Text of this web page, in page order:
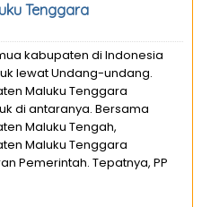
Tenggara
kabupaten di Indonesia
lewat Undang-undang.
Maluku Tenggara
di antaranya. Bersama
Maluku Tengah,
Maluku Tenggara
Pemerintah. Tepatnya, PP